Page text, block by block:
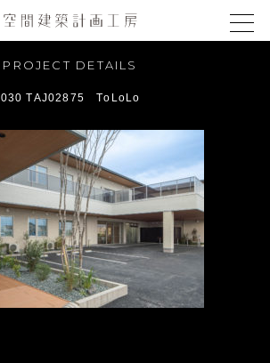
PROJECT DETAILS
030 TAJ02875 ToLoLo